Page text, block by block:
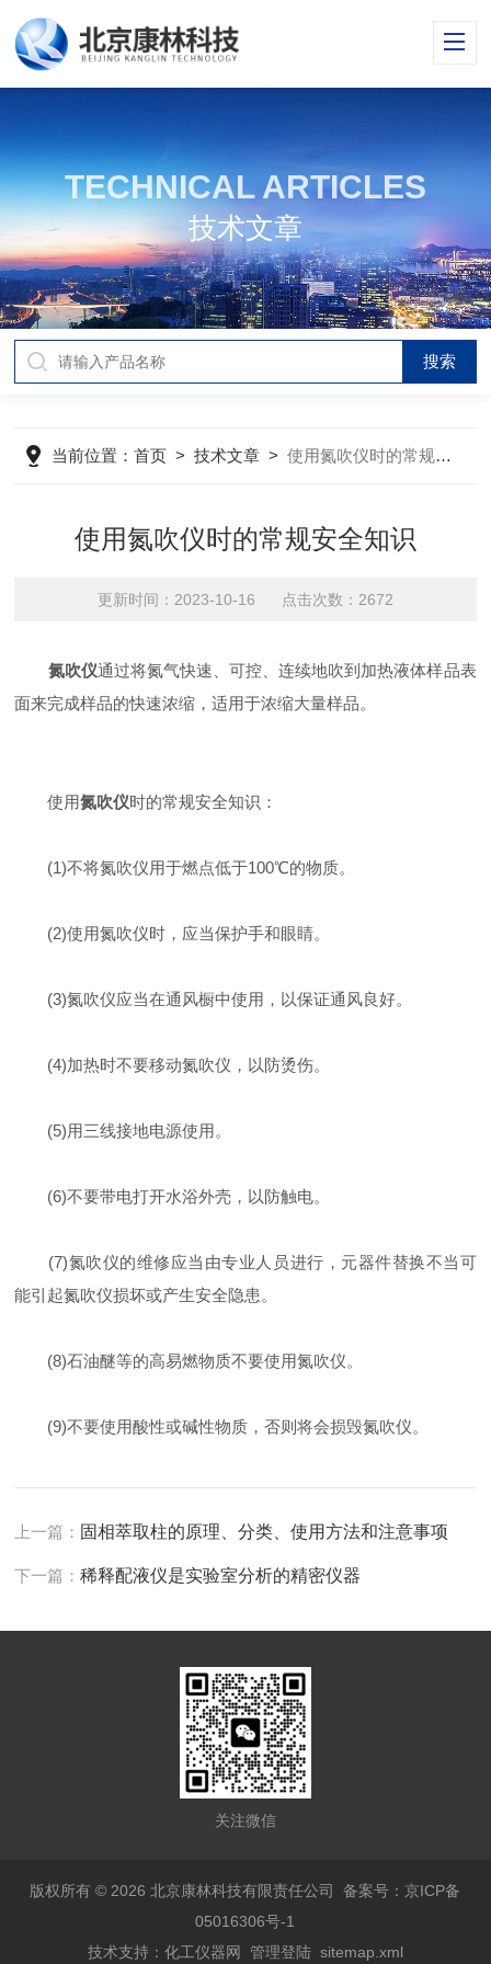
TECHNICAL ARTICLES
技术文章
当前位置：首页 >技术文章 >使用氮吹仪时的常规安全知识
使用氮吹仪时的常规安全知识
更新时间：2023-10-16 点击次数：2672
氮吹仪通过将氮气快速、可控、连续地吹到加热液体样品表
面来完成样品的快速浓缩，适用于浓缩大量样品。
使用氮吹仪时的常规安全知识：
(1)不将氮吹仪用于燃点低于100℃的物质。
(2)使用氮吹仪时，应当保护手和眼睛。
(3)氮吹仪应当在通风橱中使用，以保证通风良好。
(4)加热时不要移动氮吹仪，以防烫伤。
(5)用三线接地电源使用。
(6)不要带电打开水浴外壳，以防触电。
(7)氮吹仪的维修应当由专业人员进行，元器件替换不当可
能引起氮吹仪损坏或产生安全隐患。
(8)石油醚等的高易燃物质不要使用氮吹仪。
(9)不要使用酸性或碱性物质，否则将会损毁氮吹仪。
上一篇： 固相萃取柱的原理、分类、使用方法和注意事项
下一篇：稀释配液仪是实验室分析的精密仪器
关注微信
版权所有 © 2026 北京康林科技有限责任公司备案号：京ICP备
05016306号-1
技术支持： 化工仪器网 管理登陆 sitemap.xml